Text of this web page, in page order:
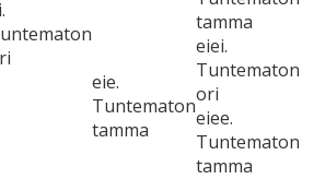
tamma
eie.
Tuntematon
tamma
eiei.
Tuntematon
ori
eiee.
Tuntematon
tamma